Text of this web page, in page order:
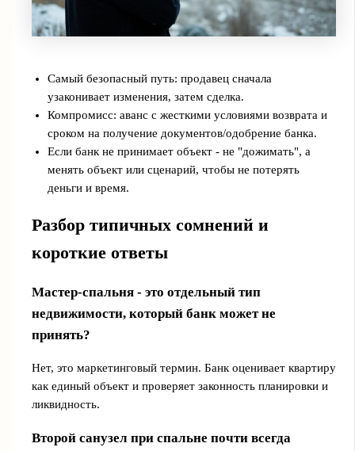
Самый безопасный путь: продавец сначала
узаконивает изменения, затем сделка.
Компромисс: аванс с жесткими условиями возврата и
сроком на получение документов/одобрение банка.
Если банк не принимает объект - не "дожимать", а
менять объект или сценарий, чтобы не потерять
деньги и время.
Разбор типичных сомнений и
короткие ответы
Мастер-спальня - это отдельный тип
недвижимости, который банк может не
принять?
Нет, это маркетинговый термин. Банк оценивает квартиру
как единый объект и проверяет законность планировки и
ликвидность.
Второй санузел при спальне почти всегда